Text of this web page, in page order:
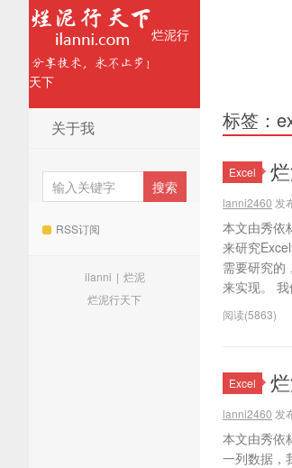
烂泥行
天下
关于我
RSS订阅
ilanni | 烂泥
烂泥行天下
标签：
Excel
lanni2460 发
本文由秀依
来研究
需要研究的
来实现。
阅读(5863)
Excel
lanni2460 发
本文由秀依
一列数据，